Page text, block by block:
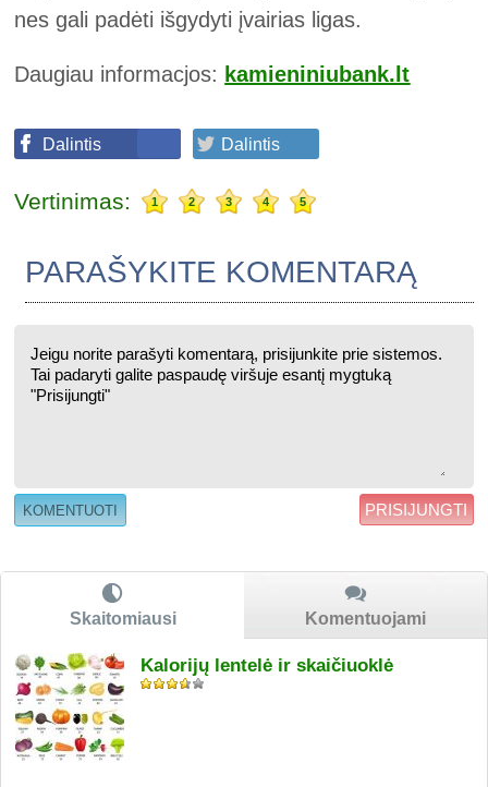
nes gali padėti išgydyti įvairias ligas.
Daugiau informacjos: kamieniniubank.lt
Dalintis Dalintis
Vertinimas: 1 2 3 4 5
PARAŠYKITE KOMENTARĄ
PRISIJUNGTI
Skaitomiausi Komentuojami
Kalorijų lentelė ir skaičiuoklė